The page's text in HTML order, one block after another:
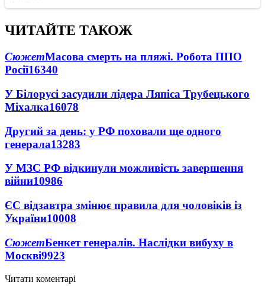
ЧИТАЙТЕ ТАКОЖ
СюжетМасова смерть на пляжі. Робота ППО
Росії16340
У Білорусі засудили лідера Ляпіса Трубецького
Міхалка16078
Другий за день: у РФ поховали ще одного
генерала13283
У МЗС РФ відкинули можливість завершення
війни10986
ЄС відзавтра змінює правила для чоловіків із
України10008
СюжетБенкет генералів. Наслідки вибуху в
Москві9923
Читати коментарі